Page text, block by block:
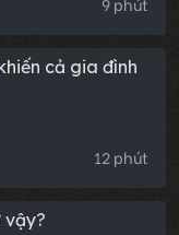
9 phút
cả gia đình
12 phút
vậy?